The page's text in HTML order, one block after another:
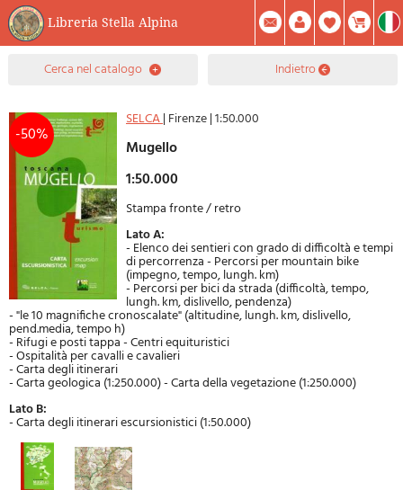
Libreria Stella Alpina
0 Prodotto(i) Attualmente Nel Carrello Riepilogo
Facebook
Registrati Mod. Password
cerca nel catalogo indietro
-50%
SELCA| Firenze|1:50.000
Mugello
1:50.000
Stampa fronte / retro
Lato A:
- Elenco dei sentieri con grado di difficoltà e tempi
di percorrenza - Percorsi per mountain bike
(impegno, tempo, lungh. km)
- Percorsi per bici da strada (difficoltà, tempo,
lungh. km, dislivello, pendenza)
- "le 10 magnifiche cronoscalate" (altitudine, lungh. km, dislivello,
pend.media, tempo h)
- Rifugi e posti tappa - Centri equituristici
- Ospitalità per cavalli e cavalieri
- Carta degli itinerari
- Carta geologica (1:250.000) - Carta della vegetazione (1:250.000)
Lato B:
- Carta degli itinerari escursionistici (1:50.000)